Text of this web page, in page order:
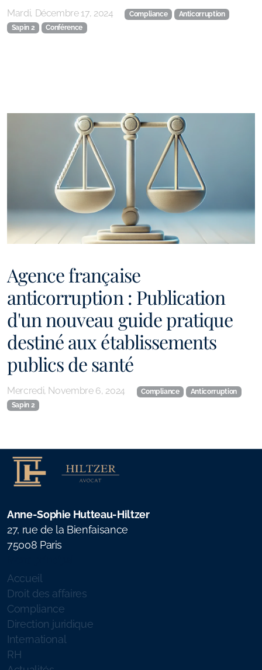
Mardi, Décembre 17, 2024 Compliance
Anticorruption
Sapin 2
Conférence
Agence française
anticorruption : Publication
d'un nouveau guide pratique
destiné aux établissements
publics de santé
Mercredi, Novembre 6, 2024 Compliance
Anticorruption
Sapin 2
Anne-Sophie Hutteau-Hiltzer
27, rue de la Bienfaisance
75008 Paris
Accueil
Droit des affaires
Compliance
Direction juridique
International
RH